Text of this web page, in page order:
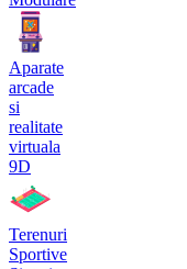
Aparate
arcade
si
realitate
virtuala
9D
Terenuri
Sportive